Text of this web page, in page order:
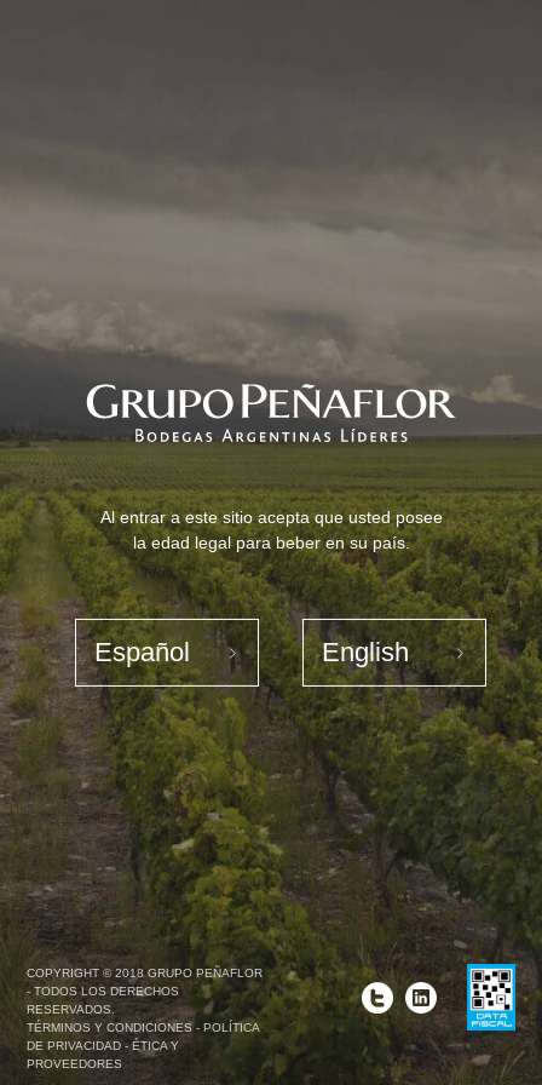
Al entrar a este sitio acepta que usted posee
la edad legal para beber en su país.
COPYRIGHT © 2018 GRUPO PEÑAFLOR
- TODOS LOS DERECHOS
RESERVADOS.
TÉRMINOS Y CONDICIONES-POLÍTICA
DE PRIVACIDAD -ÉTICA Y
PROVEEDORES